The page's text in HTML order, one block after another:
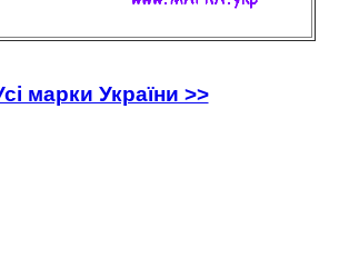
марки України >>